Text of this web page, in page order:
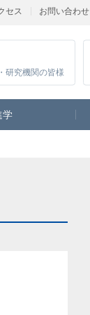
セス お問い合わせ
研究機関の皆様
学